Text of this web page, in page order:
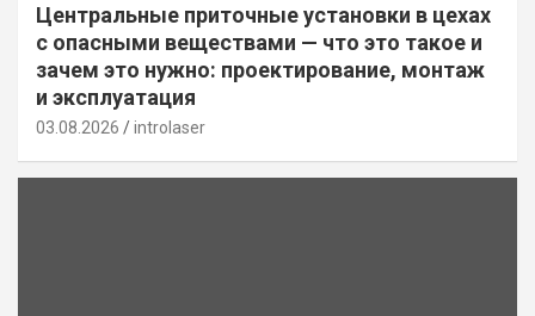
Центральные приточные установки в цехах
с опасными веществами — что это такое и
зачем это нужно: проектирование, монтаж
и эксплуатация
03.08.2026 introlaser